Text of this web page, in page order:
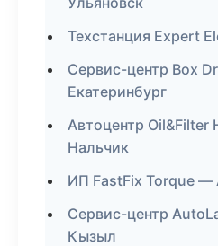
Техстанция Expert
Сервис-центр Box
Екатеринбург
Автоцентр
Нальчик
ИП FastFix Torque —
Сервис-центр
Кызыл